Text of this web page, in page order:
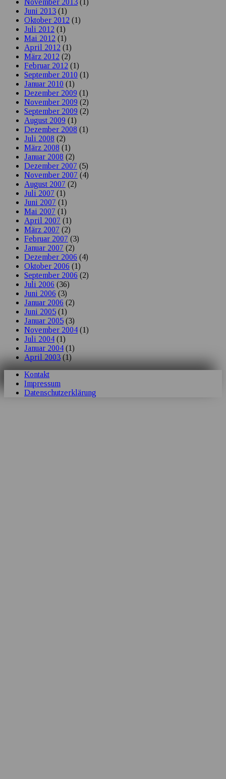
November 2013 (1)
Juni 2013 (1)
Oktober 2012 (1)
Juli 2012 (1)
Mai 2012 (1)
April 2012 (1)
März 2012 (2)
Februar 2012 (1)
September 2010 (1)
Januar 2010 (1)
Dezember 2009 (1)
November 2009 (2)
September 2009 (2)
August 2009 (1)
Dezember 2008 (1)
Juli 2008 (2)
März 2008 (1)
Januar 2008 (2)
Dezember 2007 (5)
November 2007 (4)
August 2007 (2)
Juli 2007 (1)
Juni 2007 (1)
Mai 2007 (1)
April 2007 (1)
März 2007 (2)
Februar 2007 (3)
Januar 2007 (2)
Dezember 2006 (4)
Oktober 2006 (1)
September 2006 (2)
Juli 2006 (36)
Juni 2006 (3)
Januar 2006 (2)
Juni 2005 (1)
Januar 2005 (3)
November 2004 (1)
Juli 2004 (1)
Januar 2004 (1)
April 2003(1)
Kontakt
Impressum
Datenschutzerklärung